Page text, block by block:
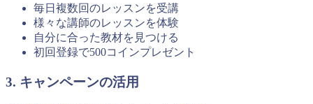
毎日複数回のレッスンを受講
様々な講師のレッスンを体験
自分に合った教材を見つける
初回登録で500コインプレゼント
3. キャンペーンの活用